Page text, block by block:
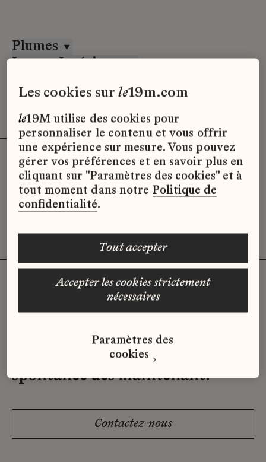
Plumes
Lesage Intérieurs
Désolé, il semble qu’il n’y ait pas
d’offres d’emploi disponibles pour le
moment.
Vous n'avez pas trouvé d'offre
qui correspond à votre profil ?
Envoyez-nous votre candidature
spontanée dès maintenant.
Contactez-nous
les cookies surle19m.com
le19M utilise des cookies pour
personnaliser le contenu et vous offrir
une expérience sur mesure. Vous pouvez
gérer vos préférences et en savoir plus en
cliquant sur "Paramètres des cookies" et à
tout moment dans notre Politique de
confidentialité.
accepter les cookies strictement
nécessaires
tout accepter
Paramètres des
cookies